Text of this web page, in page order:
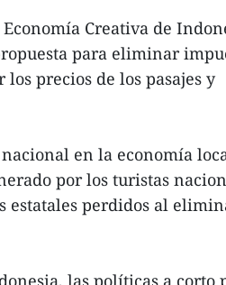
Creativa de
para eliminar
precios de los pasajes y
en la economía
por los turistas
estatales perdidos al
las políticas a corto